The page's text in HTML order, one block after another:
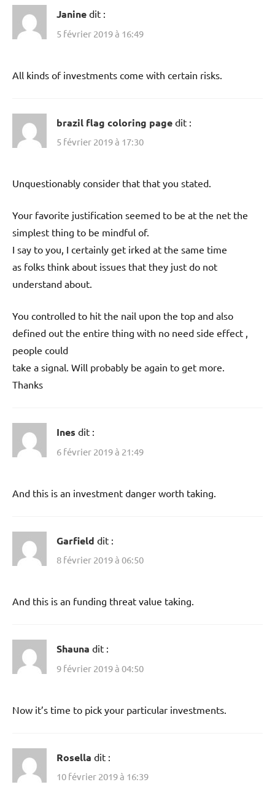
Janine dit :
5 février 2019 à 16:49
All kinds of investments come with certain risks.
brazil flag coloring page dit :
5 février 2019 à 17:30
Unquestionably consider that that you stated.
Your favorite justification seemed to be at the net the
simplest thing to be mindful of.
I say to you, I certainly get irked at the same time
as folks think about issues that they just do not
understand about.
You controlled to hit the nail upon the top and also
defined out the entire thing with no need side effect ,
people could
take a signal. Will probably be again to get more.
Thanks
Ines dit :
6 février 2019 à 21:49
And this is an investment danger worth taking.
Garfield dit :
8 février 2019 à 06:50
And this is an funding threat value taking.
Shauna dit :
9 février 2019 à 04:50
Now it’s time to pick your particular investments.
Rosella dit :
10 février 2019 à 16:39